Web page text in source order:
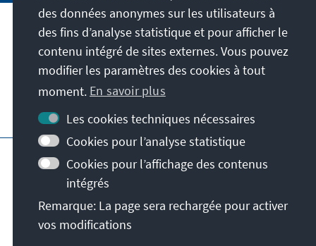
Notre mission
Contact
Autres offres de la fondation
Impressum
Protection des données
Conditions d'utilisation
Déclaration d'accessibilité
Plan du site
© Konrad-Adenauer-Stiftung e.V. 2026
des données anonymes sur les utilisateurs à
des fins d’analyse statistique et pour afficher le
contenu intégré de sites externes. Vous pouvez
modifier les paramètres des cookies à tout
moment. En savoir plus
Les cookies techniques nécessaires
Cookies pour l’analyse statistique
Cookies pour l’affichage des contenus
intégrés
Remarque: La page sera rechargée pour activer
vos modifications